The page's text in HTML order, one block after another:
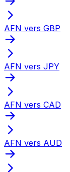
AFN vers GBP
AFN vers JPY
AFN vers CAD
AFN vers AUD